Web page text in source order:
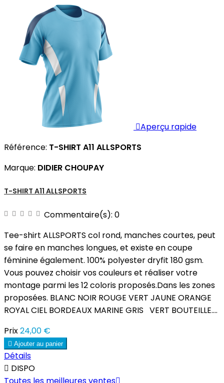
Aperçu rapide
Référence: T-SHIRT A11 ALLSPORTS
Marque: DIDIER CHOUPAY
T-SHIRT A11 ALLSPORTS
Commentaire(s): 0
Tee-shirt ALLSPORTS col rond, manches courtes, peut
se faire en manches longues, et existe en coupe
féminine également. 100% polyester dryfit 180 gsm.
Vous pouvez choisir vos couleurs et réaliser votre
montage parmi les 12 coloris proposés.Dans les zones
proposées. BLANC NOIR ROUGE VERT JAUNE ORANGE
ROYAL CIEL BORDEAUX MARINE GRIS VERT BOUTEILLE....
Prix24,00 €
 Ajouter au panier
Détails
 DISPO